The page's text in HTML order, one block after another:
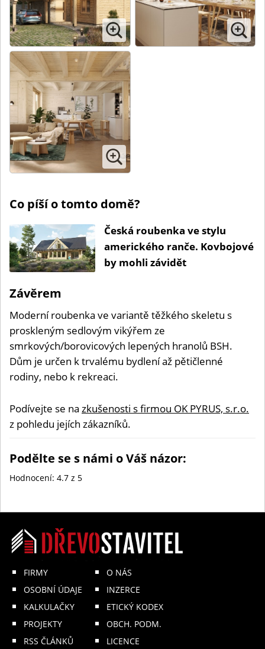
Co píší o tomto domě?
Česká roubenka ve stylu
amerického ranče. Kovbojové
by mohli závidět
Závěrem
Moderní roubenka ve variantě těžkého skeletu s
proskleným sedlovým vikýřem ze
smrkových/borovicových lepených hranolů BSH.
Dům je určen k trvalému bydlení až pětičlenné
rodiny, nebo k rekreaci.
Podívejte se na zkušenosti s firmou OK PYRUS, s.r.o.
z pohledu jejích zákazníků.
Podělte se s námi o Váš názor:
Hodnocení: 4.7 z 5
FIRMY
OSOBNÍ ÚDAJE
KALKULAČKY
PROJEKTY
RSS ČLÁNKŮ
O NÁS
INZERCE
ETICKÝ KODEX
OBCH. PODM.
LICENCE